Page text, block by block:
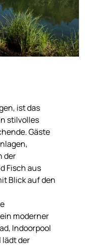
ist das
stilvolles
Gäste
der
Fisch aus
Blick auf den
moderner
Indoorpool
lädt der